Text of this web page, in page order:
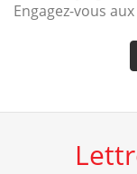
Engagez-vous